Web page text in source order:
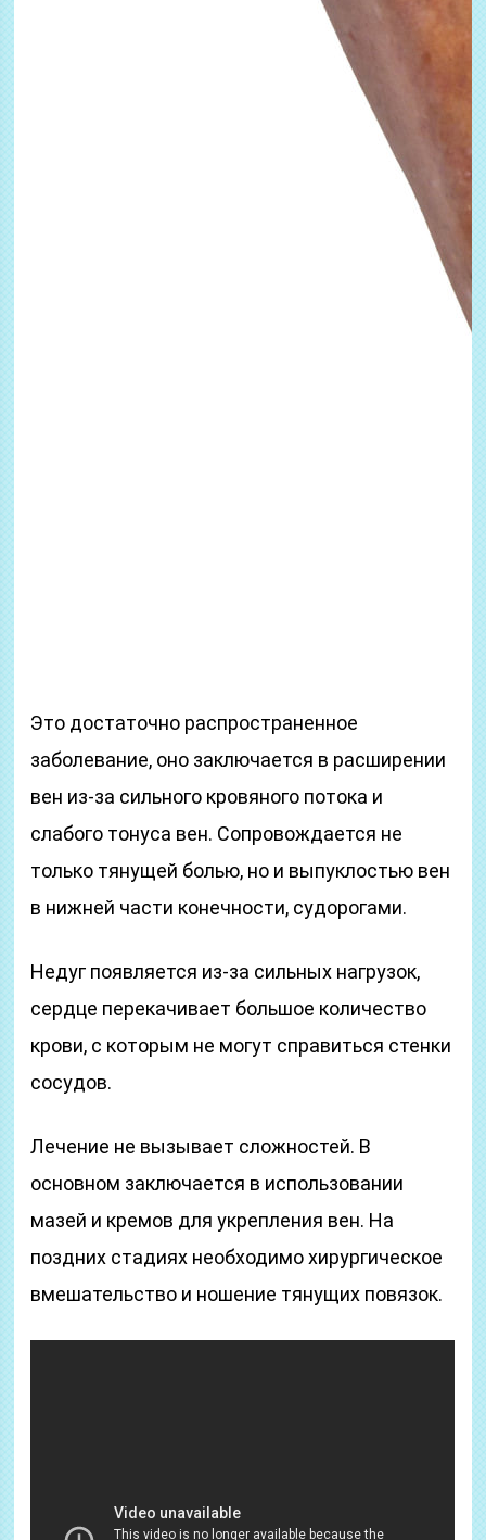
Это достаточно распространенное
заболевание, оно заключается в расширении
вен из-за сильного кровяного потока и
слабого тонуса вен. Сопровождается не
только тянущей болью, но и выпуклостью вен
в нижней части конечности, судорогами.
Недуг появляется из-за сильных нагрузок,
сердце перекачивает большое количество
крови, с которым не могут справиться стенки
сосудов.
Лечение не вызывает сложностей. В
основном заключается в использовании
мазей и кремов для укрепления вен. На
поздних стадиях необходимо хирургическое
вмешательство и ношение тянущих повязок.